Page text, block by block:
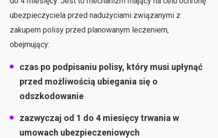
ubezpieczyciela przed nadużyciami związanymi z
zakupem polisy przed planowanym leczeniem,
obejmujący:
czas po podpisaniu polisy, który musi upłynąć
przed możliwością ubiegania się o
odszkodowanie
zazwyczaj od 1 do 4 miesięcy trwania w
umowach ubezpieczeniowych